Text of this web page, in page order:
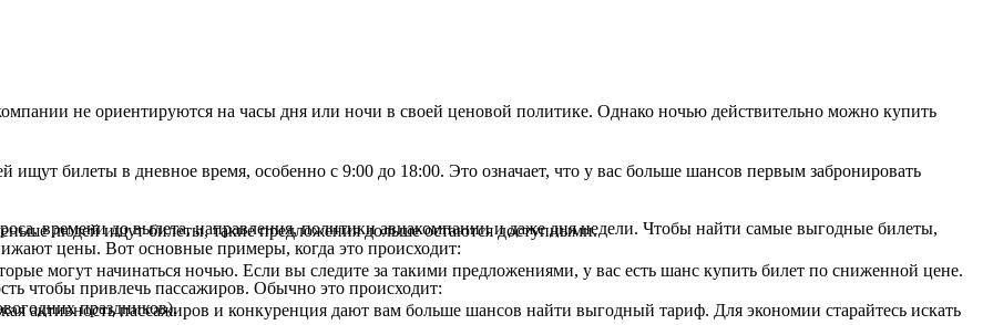
не ориентируются на часы дня или ночи в своей ценовой политике. Однако ночью действительно можно купить
билеты в дневное время, особенно с 9:00 до 18:00. Это означает, что у вас больше шансов первым забронировать
людей ищут билеты, такие предложения дольше остаются доступными.
могут начинаться ночью. Если вы следите за такими предложениями, у вас есть шанс купить билет по сниженной цене.
активность пассажиров и конкуренция дают вам больше шансов найти выгодный тариф. Для экономии старайтесь искать
времени до вылета, направления, политики авиакомпании и даже дня недели. Чтобы найти самые выгодные билеты,
цены. Вот основные примеры, когда это происходит:
чтобы привлечь пассажиров. Обычно это происходит:
праздников).